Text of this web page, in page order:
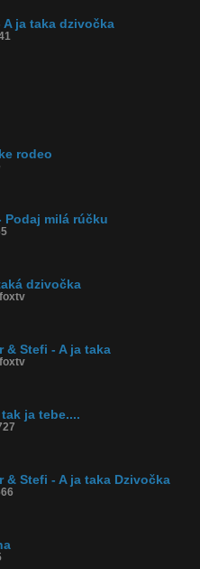
A ja taka dzivočka
rodeo
Podaj milá rúčku
dzivočka
& Stefi - A ja taka
ja tebe....
& Stefi - A ja taka Dzivočka